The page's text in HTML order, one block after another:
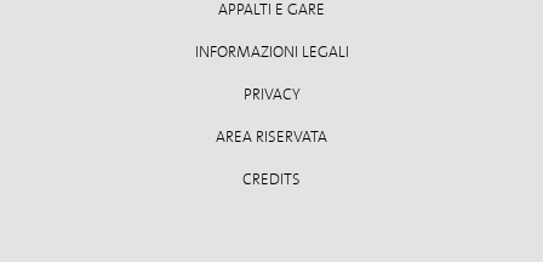
DAL 17 DICEMBRE AL 31 DICEMBRE 2026
APPALTI E GARE
INFORMAZIONI LEGALI
PRIVACY
AREA RISERVATA
CREDITS